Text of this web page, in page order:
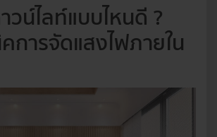
วน์ไลท์แบบไหนดี ?
การจัดแสงไฟภายใน